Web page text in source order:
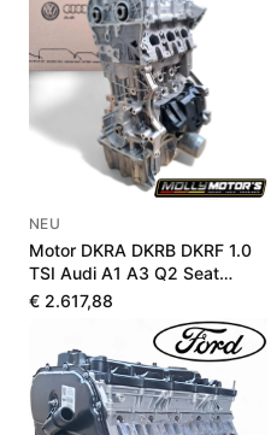
NEU
Motor DKRA DKRB DKRF 1.0
TSI Audi A1 A3 Q2 Seat
Škoda VW Neu
€ 2.617,88